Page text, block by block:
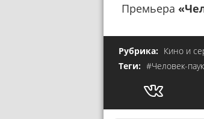
Премьера
Рубрика: Кино и
Теги: #Человек-паук